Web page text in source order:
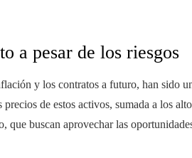
a pesar de los riesgos
y los contratos a futuro, han sido
de estos activos, sumada a los
que buscan aprovechar las